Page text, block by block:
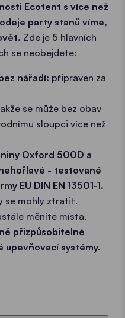
Ecotent s více než
party stanů víme,
Zde je 5 hlavních
se neobejdete:
nářadí: připraven za
se může bez obav
sloupci více než
Oxford 500D a
- testované
EU DIN EN 13501-1.
se mohly ztratit.
měníte místa.
přizpůsobitelné
upevňovací systémy.